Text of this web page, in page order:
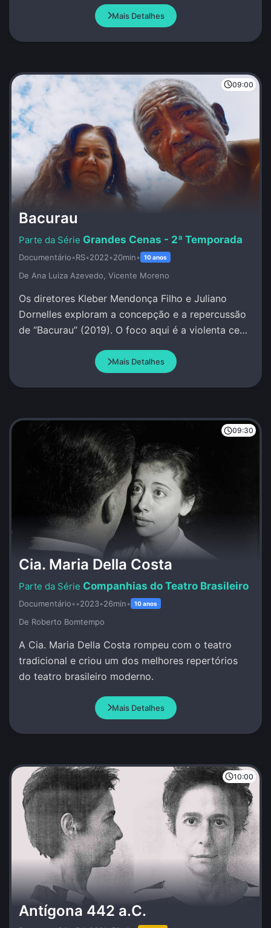
Mais Detalhes
09:00
Bacurau
Grandes Cenas - 2ª Temporada
Documentário•RS•2022•20min• 10 anos
De Ana Luiza Azevedo, Vicente Moreno
Os diretores Kleber Mendonça Filho e Juliano
Dornelles exploram a concepção e a repercussão
de “Bacurau” (2019). O foco aqui é a violenta cena
Mais Detalhes
09:30
Cia. Maria Della Costa
Companhias do Teatro Brasileiro
Documentário••2023•26min• 10 anos
De Roberto Bomtempo
A Cia. Maria Della Costa rompeu com o teatro
tradicional e criou um dos melhores repertórios
do teatro brasileiro moderno.
Mais Detalhes
10:00
Antígona 442 a.C.